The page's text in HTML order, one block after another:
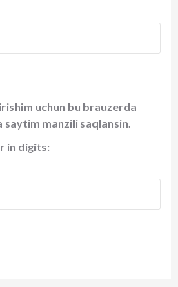
uchun bu brauzerda
saytim manzili saqlansin.
in digits: